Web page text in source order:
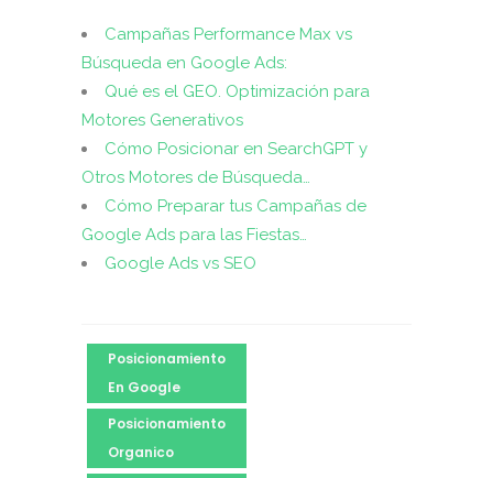
Campañas Performance Max vs
Búsqueda en Google Ads:
Qué es el GEO. Optimización para
Motores Generativos
Cómo Posicionar en SearchGPT y
Otros Motores de Búsqueda…
Cómo Preparar tus Campañas de
Google Ads para las Fiestas…
Google Ads vs SEO
Posicionamiento
En Google
Posicionamiento
Organico